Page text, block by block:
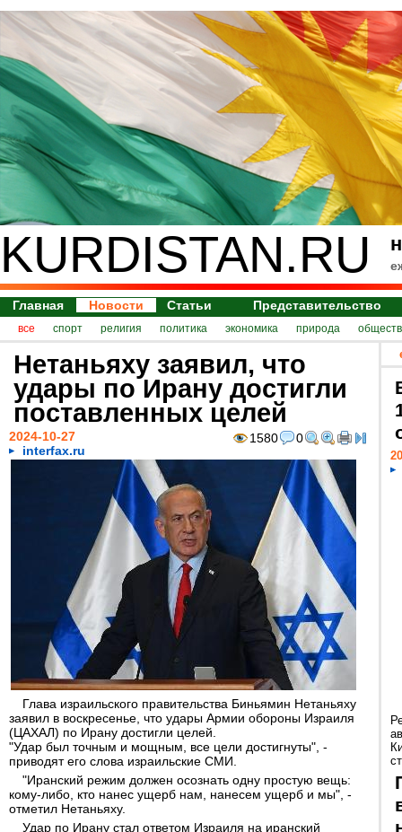
KURDISTAN.RU
Главная Новости Статьи Представительство
все спорт религия политика экономика природа
Нетаньяху заявил, что
удары по Ирану достигли
поставленных целей
1580 0
2024-10-27
interfax.ru
Глава израильского правительства Биньямин Нетаньяху
заявил в воскресенье, что удары Армии обороны Израиля
(ЦАХАЛ) по Ирану достигли целей.
"Удар был точным и мощным, все цели достигнуты", -
приводят его слова израильские СМИ.
"Иранский режим должен осознать одну простую вещь:
кому-либо, кто нанес ущерб нам, нанесем ущерб и мы", -
отметил Нетаньяху.
Удар по Ирану стал ответом Израиля на иранский